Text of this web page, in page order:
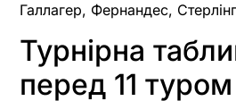
Галлагер, Фернандес,
Турнірна
перед 11 туром